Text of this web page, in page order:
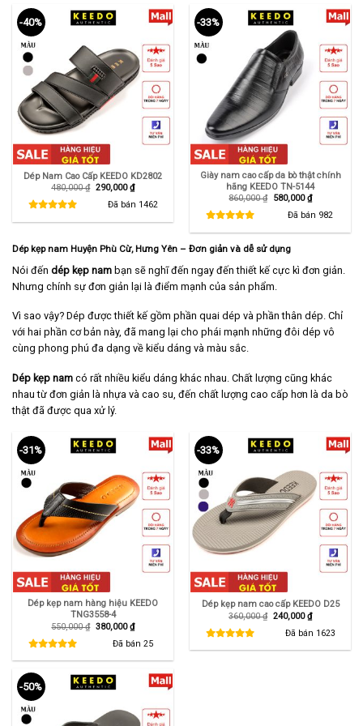
-40%
Dép Nam Cao Cấp KEEDO KD2802
480,000₫ Giá
290,000₫Giá
hiện
tại
Đã bán 1462
-33%
Giày nam cao cấp da bò thật chính
hãng KEEDO TN-5144
860,000₫ Giá
580,000₫Giá
hiện
tại
Đã bán 982
Dép kẹp nam Huyện Phù Cừ, Hưng Yên – Đơn giản và dễ sử dụng
Nói đến dép kẹp nam bạn sẽ nghĩ đến ngay đến thiết kế cực kì đơn giản.
Nhưng chính sự đơn giản lại là điểm mạnh của sản phẩm.
Vì sao vậy? Dép được thiết kế gồm phần quai dép và phần thân dép. Chỉ
với hai phần cơ bản này, đã mang lại cho phái mạnh những đôi dép vô
cùng phong phú đa dạng về kiểu dáng và màu sắc.
Dép kẹp nam có rất nhiều kiểu dáng khác nhau. Chất lượng cũng khác
nhau từ đơn giản là nhựa và cao su, đến chất lượng cao cấp hơn là da bò
thật đã được qua xử lý.
-31%
Dép kẹp nam hàng hiệu KEEDO
TNG3558-4
550,000₫ Giá
550,000 ₫.
380,000₫Giá
hiện
tại
là:
Đã bán 25
-33%
Dép kẹp nam cao cấp KEEDO D25
360,000₫ Giá
360,000 ₫.
240,000₫Giá
hiện
tại
là:
Đã bán 1623
-50%